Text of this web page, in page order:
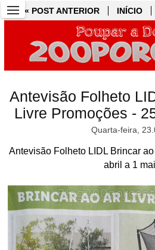
« POST ANTERIOR INÍCIO
Antevisão Folheto
Livre Promoções -
Quarta-feira,
Antevisão Folheto LIDL Brincar
abril a 1
« POST ANTERIOR INÍCIO